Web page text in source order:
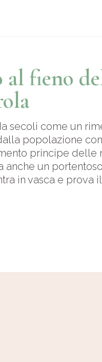
al fieno
secoli come un
popolazione
principe delle
anche un
in vasca e prova